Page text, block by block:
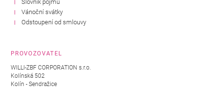
Slovník pojmů
Vánoční svátky
Odstoupení od smlouvy
PROVOZOVATEL
WILLI-ZBF CORPORATION s.r.o.
Kolínská 502
Kolín - Sendražice